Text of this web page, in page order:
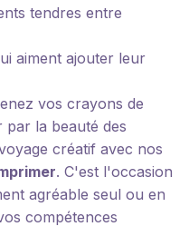
tendres entre
aiment ajouter leur
vos crayons de
la beauté des
créatif avec nos
. C'est l'occasion
agréable seul ou en
compétences